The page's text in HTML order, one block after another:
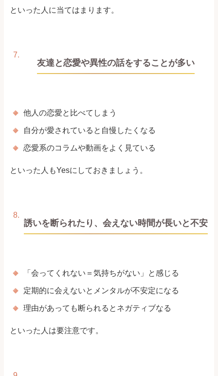
といった人に当てはまります。
友達と恋愛や異性の話をすることが多い
他人の恋愛と比べてしまう
自分が愛されていると自慢したくなる
恋愛系のコラムや動画をよく見ている
といった人もYesにしておきましょう。
誘いを断られたり、会えない時間が長いと不安
「会ってくれない＝気持ちがない」と感じる
定期的に会えないとメンタルが不安定になる
理由があっても断られるとネガティブなる
といった人は要注意です。